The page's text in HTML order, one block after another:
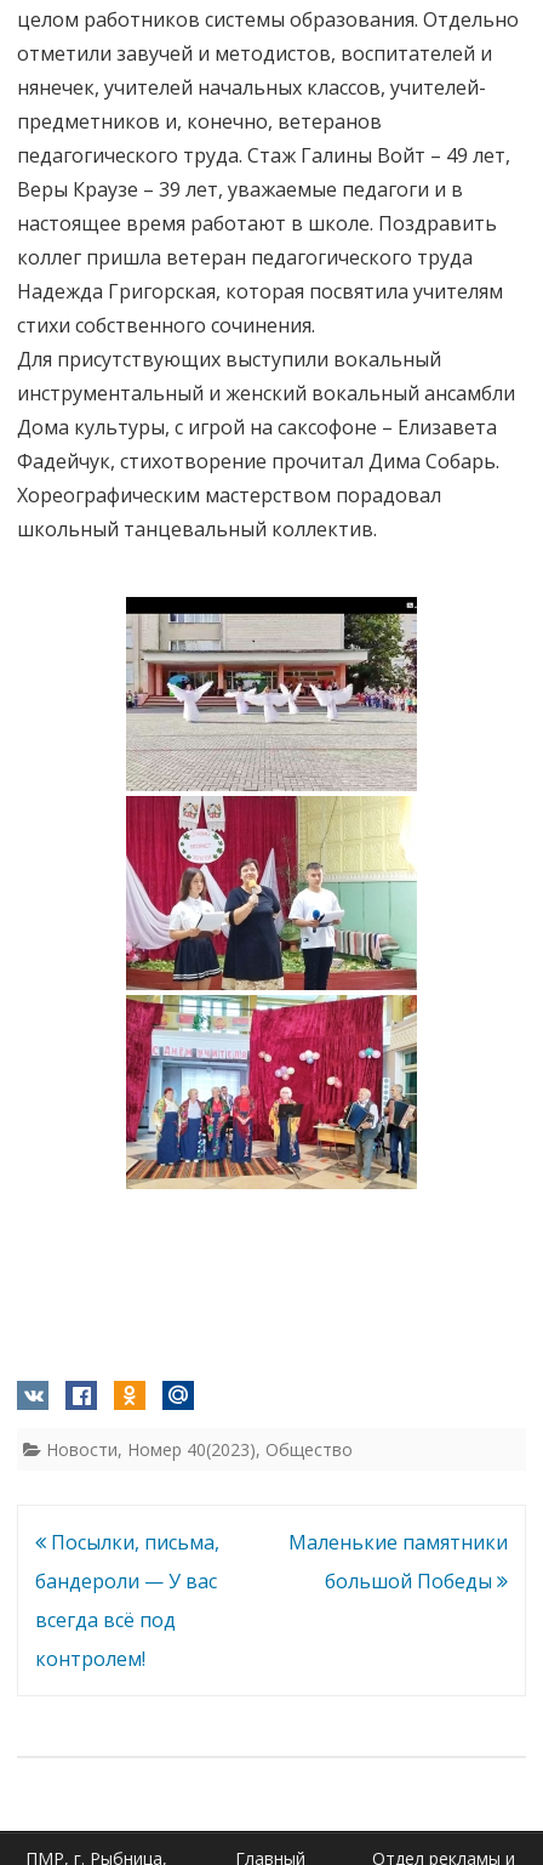
целом работников системы образования. Отдельно
отметили завучей и методистов, воспитателей и
нянечек, учителей начальных классов, учителей-
предметников и, конечно, ветеранов
педагогического труда. Стаж Галины Войт – 49 лет,
Веры Краузе – 39 лет, уважаемые педагоги и в
настоящее время работают в школе. Поздравить
коллег пришла ветеран педагогического труда
Надежда Григорская, которая посвятила учителям
стихи собственного сочинения.
Для присутствующих выступили вокальный
инструментальный и женский вокальный ансамбли
Дома культуры, с игрой на саксофоне – Елизавета
Фадейчук, стихотворение прочитал Дима Собарь.
Хореографическим мастерством порадовал
школьный танцевальный коллектив.
Новости, Номер 40(2023), Общество
Навигация
по
записям
Посылки, письма,
бандероли — У вас
всегда всё под
контролем!
Маленькие памятники
большой Победы
ПМР, г. Рыбница, Главный Отдел рекламы и